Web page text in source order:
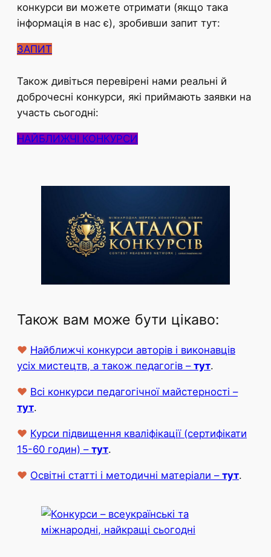
конкурси ви можете отримати (якщо така
інформація в нас є), зробивши запит тут:
ЗАПИТ
Також дивіться перевірені нами реальні й
доброчесні конкурси, які приймають заявки на
участь сьогодні:
НАЙБЛИЖЧІ КОНКУРСИ
Також вам може бути цікаво:
♥ Найближчі конкурси авторів і виконавців
усіх мистецтв, а також педагогів – тут.
♥ Всі конкурси педагогічної майстерності –
тут.
♥ Курси підвищення кваліфікації (сертифікати
15-60 годин) – тут.
♥ Освітні статті і методичні матеріали – тут.